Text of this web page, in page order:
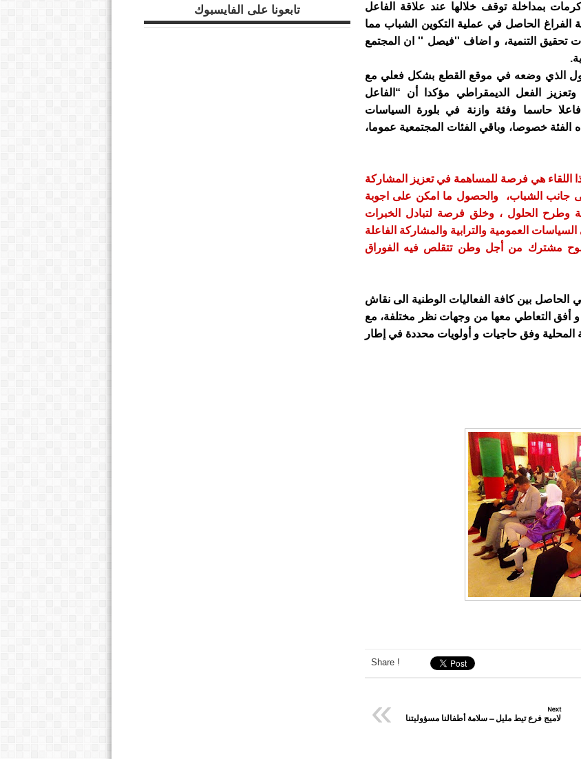
بمداخلة توقف خلالها عند علاقة الفاعل
الفراغ الحاصل في عملية التكوين الشباب مما
تحقيق التنمية، و اضاف ''فيصل '' ان المجتمع
الذي وضعه في موقع القطع بشكل فعلي مع
وتعزيز الفعل الديمقراطي مؤكدا أن “الفاعل
حاسما وفئة وازنة في بلورة السياسات
الفئة خصوصا، وباقي الفئات المجتمعية عموما،
هي فرصة للمساهمة في تعزيز المشاركة
إلى جانب الشباب، والحصول ما امكن على اجوبة
وطرح الحلول ، وخلق فرصة لتبادل الخبرات
العمومية والترابية والمشاركة الفاعلة
مشترك من أجل وطن تتقلص فيه الفوراق
الحاصل بين كافة الفعاليات الوطنية الى نقاش
و أفق التعاطي معها من وجهات نظر مختلفة، مع
المحلية وفق حاجيات و أولويات محددة في إطار
Share !
« Next
لاميج فرع تيط مليل – سلامة أطفالنا مسؤوليتنا
تابعونا على الفايسبوك